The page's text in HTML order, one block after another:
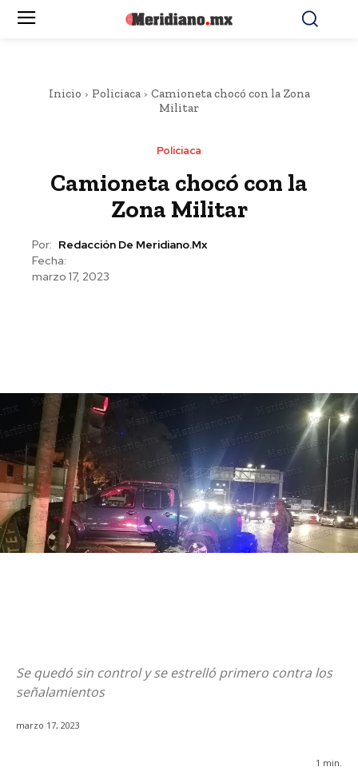
Inicio Policiaca
Camioneta chocó con la Zona
Militar
Policiaca
Camioneta chocó con la
Zona Militar
Por: Redacción De Meridiano.mx
Fecha:
marzo 17, 2023
Se quedó sin control y se estrelló primero contra los
señalamientos
marzo 17, 2023
1 min.